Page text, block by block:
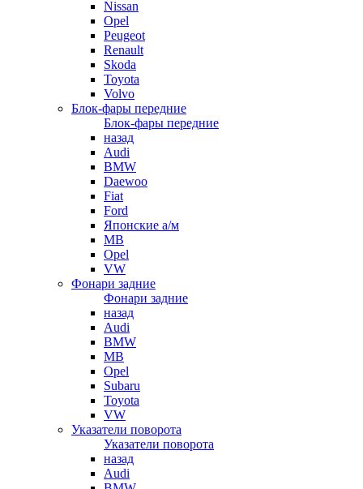
Nissan
Opel
Peugeot
Renault
Skoda
Toyota
Volvo
Блок-фары передние
Блок-фары передние
назад
Audi
BMW
Daewoo
Fiat
Ford
Японские а/м
MB
Opel
VW
Фонари задние
Фонари задние
назад
Audi
BMW
MB
Opel
Subaru
Toyota
VW
Указатели поворота
Указатели поворота
назад
Audi